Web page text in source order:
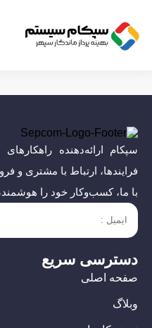
سپکام ارائه‌دهنده
فرایندها، ارتباط با مشتری و
با ما، کسب‌وکار خود را
دسترسی سریع
صفحه اصلی
وبلاگ